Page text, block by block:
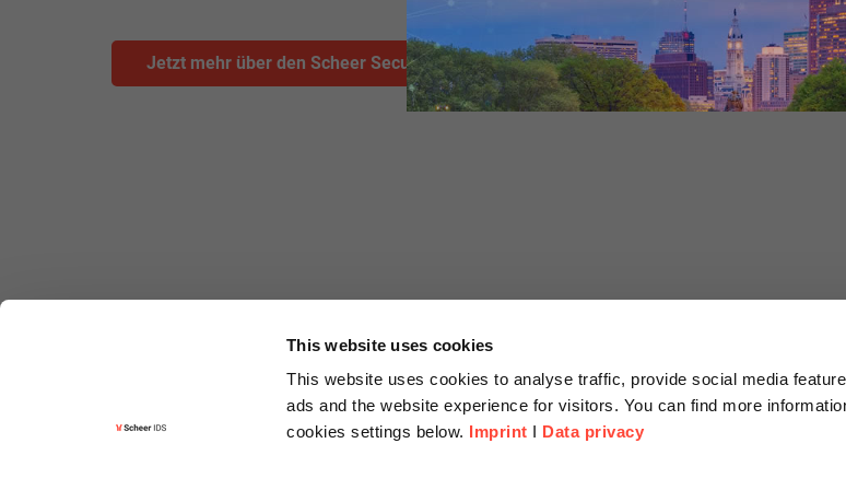
This website uses cookies
This website uses cookies to analyse traffic, provide social media
ads and the website experience for visitors. You can find more
cookies settings below. Imprint I Data privacy
Jetzt mehr über den Scheer Security Hub erfahren